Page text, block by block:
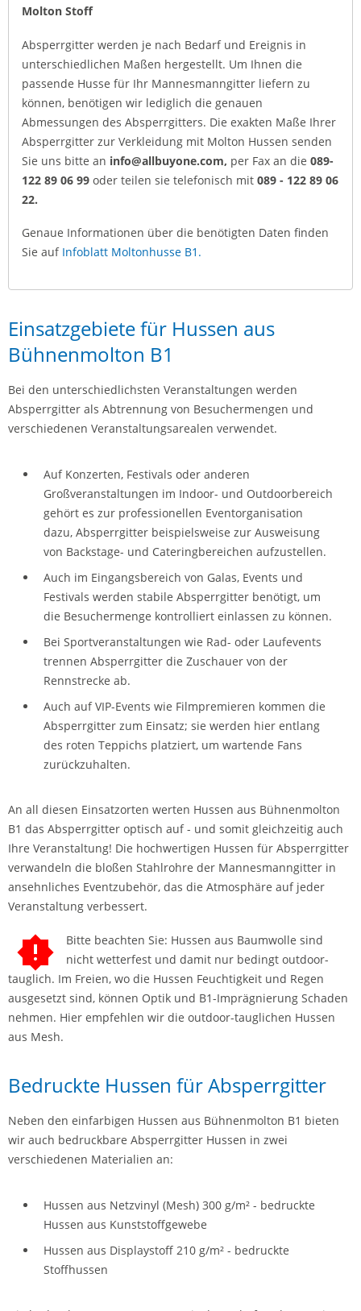
Molton Stoff
Absperrgitter werden je nach Bedarf und Ereignis in
unterschiedlichen Maßen hergestellt. Um Ihnen die
passende Husse für Ihr Mannesmanngitter liefern zu
können, benötigen wir lediglich die genauen
Abmessungen des Absperrgitters. Die exakten Maße Ihrer
Absperrgitter zur Verkleidung mit Molton Hussen senden
Sie uns bitte an info@allbuyone.com, per Fax an die 089-
122 89 06 99 oder teilen sie telefonisch mit 089 - 122 89 06
22.
Genaue Informationen über die benötigten Daten finden
Sie auf Infoblatt Moltonhusse B1.
Einsatzgebiete für Hussen aus
Bühnenmolton B1
Bei den unterschiedlichsten Veranstaltungen werden
Absperrgitter als Abtrennung von Besuchermengen und
verschiedenen Veranstaltungsarealen verwendet.
Auf Konzerten, Festivals oder anderen
Großveranstaltungen im Indoor- und Outdoorbereich
gehört es zur professionellen Eventorganisation
dazu, Absperrgitter beispielsweise zur Ausweisung
von Backstage- und Cateringbereichen aufzustellen.
Auch im Eingangsbereich von Galas, Events und
Festivals werden stabile Absperrgitter benötigt, um
die Besuchermenge kontrolliert einlassen zu können.
Bei Sportveranstaltungen wie Rad- oder Laufevents
trennen Absperrgitter die Zuschauer von der
Rennstrecke ab.
Auch auf VIP-Events wie Filmpremieren kommen die
Absperrgitter zum Einsatz; sie werden hier entlang
des roten Teppichs platziert, um wartende Fans
zurückzuhalten.
An all diesen Einsatzorten werten Hussen aus Bühnenmolton
B1 das Absperrgitter optisch auf - und somit gleichzeitig auch
Ihre Veranstaltung! Die hochwertigen Hussen für Absperrgitter
verwandeln die bloßen Stahlrohre der Mannesmanngitter in
ansehnliches Eventzubehör, das die Atmosphäre auf jeder
Veranstaltung verbessert.
Bitte beachten Sie: Hussen aus Baumwolle sind
nicht wetterfest und damit nur bedingt outdoor-
tauglich. Im Freien, wo die Hussen Feuchtigkeit und Regen
ausgesetzt sind, können Optik und B1-Imprägnierung Schaden
nehmen. Hier empfehlen wir die outdoor-tauglichen Hussen
aus Mesh.
Bedruckte Hussen für Absperrgitter
Neben den einfarbigen Hussen aus Bühnenmolton B1 bieten
wir auch bedruckbare Absperrgitter Hussen in zwei
verschiedenen Materialien an:
Hussen aus Netzvinyl (Mesh) 300 g/m² - bedruckte
Hussen aus Kunststoffgewebe
Hussen aus Displaystoff 210 g/m² - bedruckte
Stoffhussen